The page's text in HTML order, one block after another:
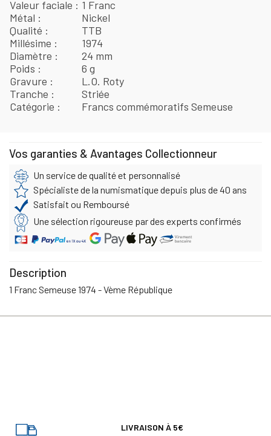
Valeur faciale
1 Franc
Métal
Nickel
Qualité
TTB
Millésime
1974
Diamètre
24 mm
Poids
6 g
Gravure
L.O. Roty
Tranche
Striée
Catégorie
Francs commémoratifs Semeuse
Vos garanties & Avantages Collectionneur
Un service de qualité et personnalisé
Spécialiste de la numismatique depuis plus de 40 ans
Satisfait ou Remboursé
Une sélection rigoureuse par des experts confirmés
Description
1 Franc Semeuse 1974 - Vème République
LIVRAISON À 5€